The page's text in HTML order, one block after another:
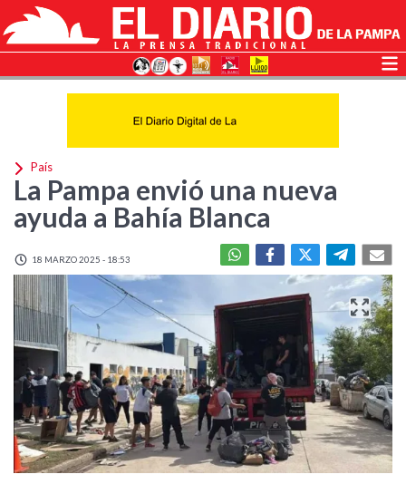
País
La Pampa envió una nueva
ayuda a Bahía Blanca
18 MARZO 2025 - 18:53